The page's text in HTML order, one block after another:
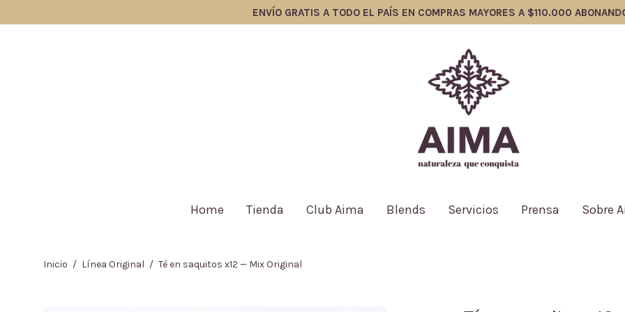
ENVÍO GRATIS A TODO EL PAÍS EN COMPRAS MAYORES A $110.000 ABONANDO CON
Home Tienda Club Aima Blends Servicios Prensa Sobre
Inicio / Línea Original / Té en saquitos x12 — Mix Original